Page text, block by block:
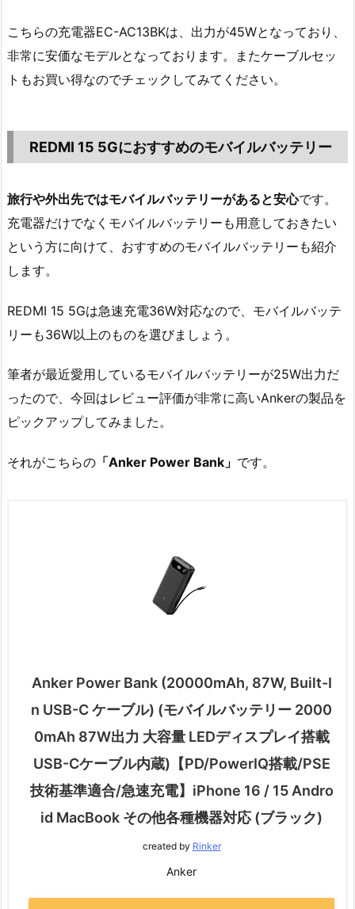
こちらの充電器EC-AC13BKは、出力が45Wとなっており、
非常に安価なモデルとなっております。またケーブルセッ
トもお買い得なのでチェックしてみてください。
REDMI 15 5Gにおすすめのモバイルバッテリー
旅行や外出先ではモバイルバッテリーがあると安心です。
充電器だけでなくモバイルバッテリーも用意しておきたい
という方に向けて、おすすめのモバイルバッテリーも紹介
します。
REDMI 15 5Gは急速充電36W対応なので、モバイルバッテ
リーも36W以上のものを選びましょう。
筆者が最近愛用しているモバイルバッテリーが25W出力だ
ったので、今回はレビュー評価が非常に高いAnkerの製品を
ピックアップしてみました。
それがこちらの 「Anker Power Bank」 です。
Anker Power Bank (20000mAh, 87W, Built-I
n USB-C ケーブル) (モバイルバッテリー 2000
0mAh 87W出力 大容量 LEDディスプレイ搭載
USB-Cケーブル内蔵)【PD/PowerIQ搭載/PSE
技術基準適合/急速充電】iPhone 16 / 15 Andro
id MacBook その他各種機器対応 (ブラック)
created by Rinker
Anker